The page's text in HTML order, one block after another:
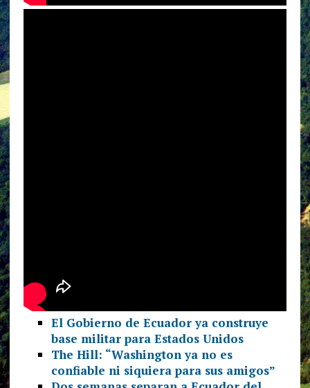
El Gobierno de Ecuador ya construye
base militar para Estados Unidos
The Hill: “Washington ya no es
confiable ni siquiera para sus amigos”